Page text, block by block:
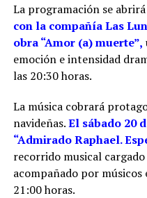
La programación se
con la compañía Las
obra “Amor (a) muerte”,
emoción e intensidad
las 20:30 horas.
La música cobrará
navideñas.El sábado 20
“Admirado Raphael.
recorrido musical
acompañado por
21:00 horas.